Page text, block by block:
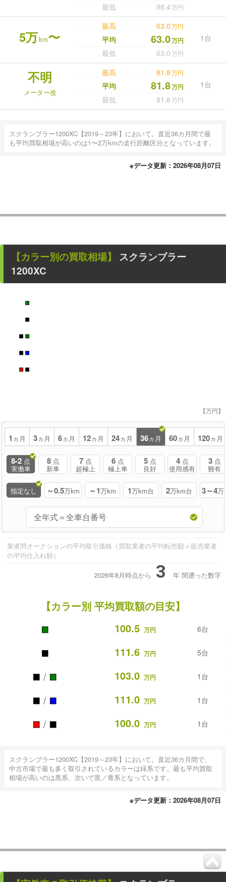
最低 98.4万円
5万km〜
最高 63.0万円
1台
平均 63.0万円
最低 63.0万円
不明
メーター改
最高 81.8万円
1台
平均 81.8万円
最低 81.8万円
スクランブラー1200XC【2019～23年】において。直近36カ月間で最
も平均買取相場が高いのは1〜2万kmの走行距離区分となっています。
※データ更新：2026年08月07日
【カラー別の買取相場】
スクランブラー
1200XC
■
■
■ ■
■ ■
■ ■
【万円】
1 ヵ月 3ヵ月 6ヵ月 12ヵ月 24ヵ月 36ヵ月 60ヵ月 120ヵ月
8-2 点
実働車
8 点
新車
7 点
超極上
6 点
極上車
5 点
良好
4 点
使用感有
3 点
難有
指定なし ～0.5万km ～1万km 1万km台 2万km台 3～4万
業者間オークションの平均取引価格（買取業者の平均転売額＝販売業者
の平均仕入れ額）
2026年8月時点から 3 年 間遡った数字
【カラー別 平均買取額の目安】
■ 100.5 万円 6台
■ 111.6 万円 5台
■ / ■ 103.0 万円 1台
■ / ■ 111.0 万円 1台
■ / ■ 100.0 万円 1台
スクランブラー1200XC【2019～23年】において。直近36カ月間で、
中古市場で最も多く取引されているカラーは緑系です。最も平均買取
相場が高いのは黒系、次いで黒／青系となっています。
※データ更新：2026年08月07日